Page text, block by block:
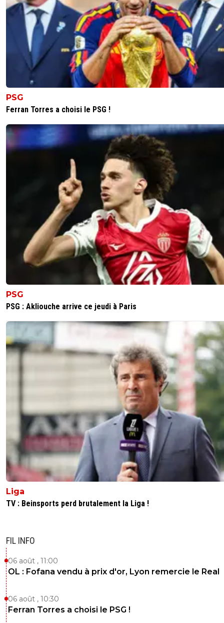
reds13 08 juillet 2026 à 16:57 +1097
Il faut mettre cherki face au Maroc a la place d olise
Répondre
leogets 08 juillet 2026 à 16:59 +1584
reds13 08 juillet 2026 à 17:03
Si tu met cherki face au Maroc comme ça olise
aucun risque qui se prend un carton
Répondre
sergio33 08 juillet 2026 à 17:09
Tu veux simplement que l'Equipe de France
0+ Répondre
reds13 08 juillet 2026 à 17:15 + 1097
Tu préfères que olise soit suspendu face a l
? N oublie pas face aux Maroc c'est un arbitre
argentin il peut prendre plaisir de mettre un
olise pour qu'il soit suspendu en demi
Maubelan-OL 08 juillet 2026 à 16:55
Il faudra juste mouiller le maillot et montrer que nous
meilleurs sur le terrain
laissez les magouilles a infantino qui soigne ses
suisse
+2140
c est au Qatar qu il les soignent.....
0+ Répondre
sergio33 08 juillet 2026 à 16:48 1587
" Le Parlement Européen demande une enquête sur le
Président de la FIFA "
https://fr.euronews.com/my-europe/2026/07/07/le-
0
Taurus.D
Macron, appelle Donald . Rends toi utile juste 1 fois en
+
PSG
Ferran Torres a choisi le PSG !
PSG
PSG : Akliouche arrive ce jeudi à Paris
Liga
TV : Beinsports perd brutalement la Liga !
FIL INFO
06 août , 11:00
OL : Fofana vendu à prix d'or, Lyon remercie le Real
06 août , 10:30
Ferran Torres a choisi le PSG !